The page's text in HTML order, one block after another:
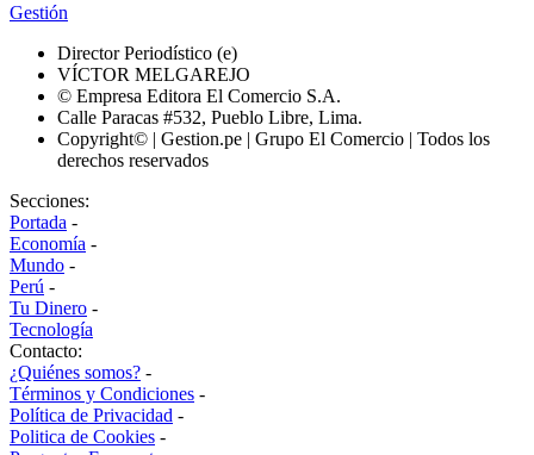
Gestión
Director Periodístico (e)
VÍCTOR MELGAREJO
© Empresa Editora El Comercio S.A.
Calle Paracas #532, Pueblo Libre, Lima.
Copyright© | Gestion.pe | Grupo El Comercio | Todos los
derechos reservados
Secciones:
Portada -
Economía -
Mundo -
Perú -
Tu Dinero -
Tecnología
Contacto:
¿Quiénes somos? -
Términos y Condiciones -
Política de Privacidad -
Politica de Cookies -